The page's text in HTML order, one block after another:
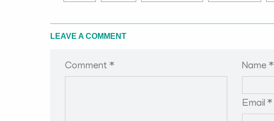
LEAVE A COMMENT
Comment * Name *
Email *